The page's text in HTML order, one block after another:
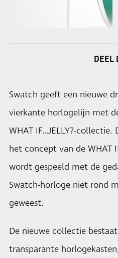
DEEL
Swatch geeft een nieuwe
vierkante horlogelijn met
WHAT IF…JELLY?-
het concept van de WHAT
wordt gespeeld met de
Swatch-horloge niet rond
geweest.
De nieuwe collectie
transparante